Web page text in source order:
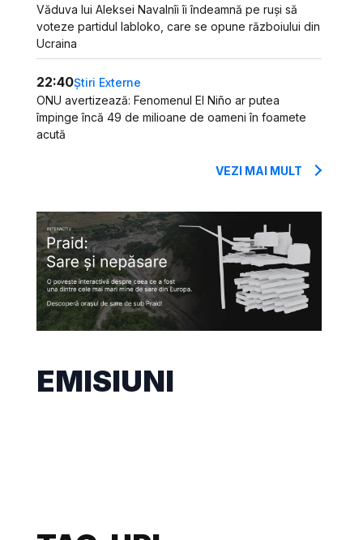
Văduva lui Aleksei Navalnîi îi îndeamnă pe ruși să
voteze partidul Iabloko, care se opune războiului din
Ucraina
22:40Știri Externe
ONU avertizează: Fenomenul El Niño ar putea
împinge încă 49 de milioane de oameni în foamete
acută
VEZI MAI MULT
EMISIUNI